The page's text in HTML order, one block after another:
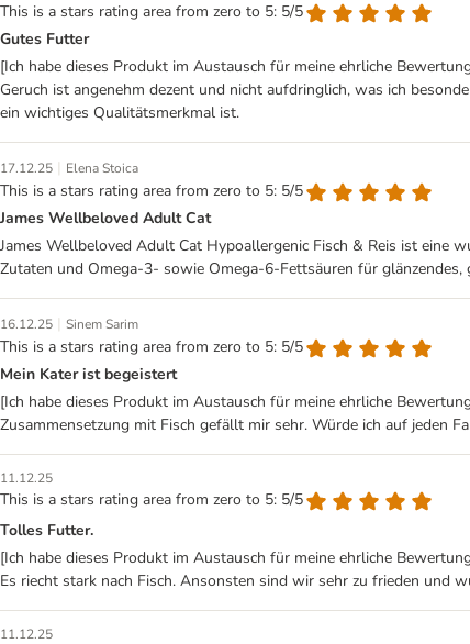
This is a stars rating area from zero to 5: 5/5
Gutes Futter
[Ich habe dieses Produkt im Austausch für meine ehrliche
Geruch ist angenehm dezent und nicht aufdringlich, was ich
ein wichtiges Qualitätsmerkmal ist.
17.12.25 | Elena Stoica
This is a stars rating area from zero to 5: 5/5
James Wellbeloved Adult Cat
James Wellbeloved Adult Cat Hypoallergenic Fisch & Reis ist eine
Zutaten und Omega‑3‑ sowie Omega‑6-Fettsäuren für
16.12.25 | Sinem Sarim
This is a stars rating area from zero to 5: 5/5
Mein Kater ist begeistert
[Ich habe dieses Produkt im Austausch für meine ehrliche
Zusammensetzung mit Fisch gefällt mir sehr. Würde ich auf jeden
11.12.25
This is a stars rating area from zero to 5: 5/5
Tolles Futter.
[Ich habe dieses Produkt im Austausch für meine ehrliche
Es riecht stark nach Fisch. Ansonsten sind wir sehr zu frieden und
11.12.25